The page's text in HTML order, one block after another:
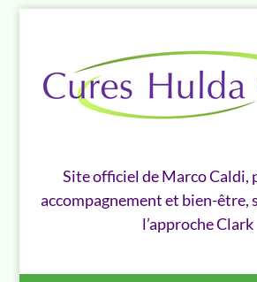
Site officiel de Marco Caldi,
accompagnement et bien-être,
l’approche Clark